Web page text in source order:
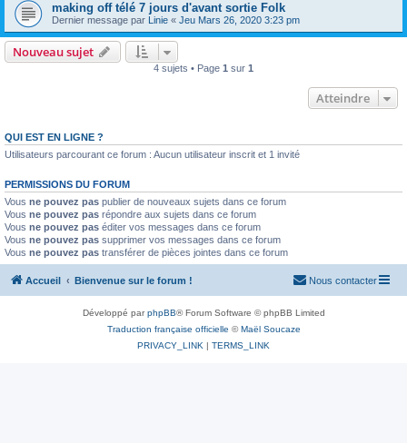
making off télé 7 jours d'avant sortie Folk
Dernier message par Linie « Jeu Mars 26, 2020 3:23 pm
Nouveau sujet
4 sujets • Page 1 sur 1
Atteindre
QUI EST EN LIGNE ?
Utilisateurs parcourant ce forum : Aucun utilisateur inscrit et 1 invité
PERMISSIONS DU FORUM
Vous ne pouvez pas publier de nouveaux sujets dans ce forum
Vous ne pouvez pas répondre aux sujets dans ce forum
Vous ne pouvez pas éditer vos messages dans ce forum
Vous ne pouvez pas supprimer vos messages dans ce forum
Vous ne pouvez pas transférer de pièces jointes dans ce forum
Accueil Bienvenue sur le forum ! Nous contacter
Développé parphpBB® Forum Software © phpBB Limited
Traduction française officielle ©Maël Soucaze
PRIVACY_LINK | TERMS_LINK